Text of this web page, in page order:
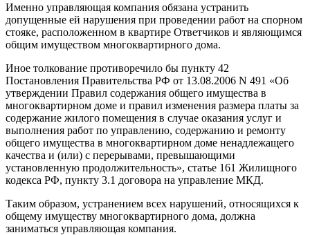
Именно управляющая компания обязана устранить
допущенные ей нарушения при проведении работ на спорном
стояке, расположенном в квартире Ответчиков и являющимся
общим имуществом многоквартирного дома.
Иное толкование противоречило бы пункту 42
Постановления Правительства РФ от 13.08.2006 N 491 «Об
утверждении Правил содержания общего имущества в
многоквартирном доме и правил изменения размера платы за
содержание жилого помещения в случае оказания услуг и
выполнения работ по управлению, содержанию и ремонту
общего имущества в многоквартирном доме ненадлежащего
качества и (или) с перерывами, превышающими
установленную продолжительность», статье 161 Жилищного
кодекса РФ, пункту 3.1 договора на управление МКД.
Таким образом, устранением всех нарушений, относящихся к
общему имуществу многоквартирного дома, должна
заниматься управляющая компания.